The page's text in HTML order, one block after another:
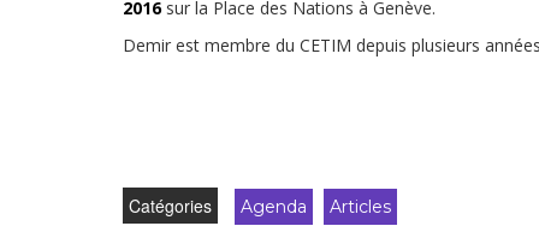
2016sur la Place des Nations à Genève.
Demir est membre du CETIM depuis plusieurs
Catégories Agenda Articles